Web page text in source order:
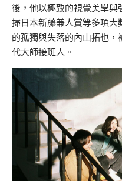
後，他以極致的視覺美學
掃日本新藤兼人賞等多項
的孤獨與失落的內山拓也
代大師接班人。